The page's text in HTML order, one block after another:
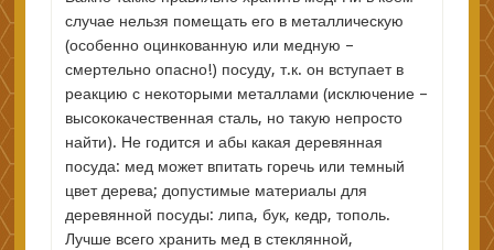
случае нельзя помещать его в металлическую
(особенно оцинкованную или медную –
смертельно опасно!) посуду, т.к. он вступает в
реакцию с некоторыми металлами (исключение –
высококачественная сталь, но такую непросто
найти). Не годится и абы какая деревянная
посуда: мед может впитать горечь или темный
цвет дерева; допустимые материалы для
деревянной посуды: липа, бук, кедр, тополь.
Лучше всего хранить мед в стеклянной,